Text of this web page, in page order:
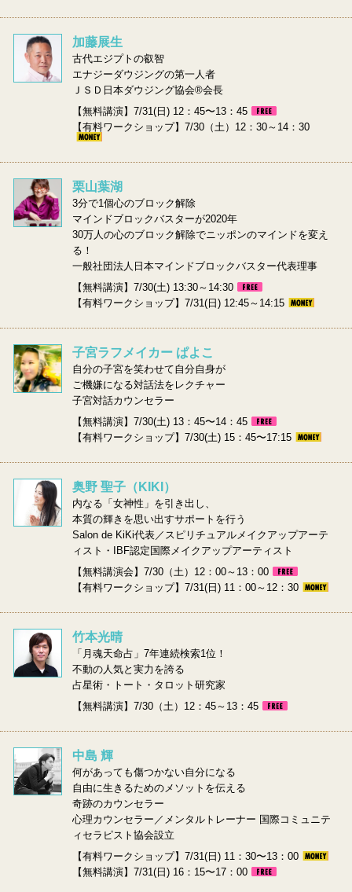
加藤展生
古代エジプトの叡智
エナジーダウジングの第一人者
ＪＳＤ日本ダウジング協会®会長
【無料講演】7/31(日) 12：45〜13：45
【有料ワークショップ】7/30（土）12：30～14：30
栗山葉湖
3分で1個心のブロック解除
マインドブロックバスターが2020年
30万人の心のブロック解除でニッポンのマインドを変え
る！
一般社団法人日本マインドブロックバスター代表理事
【無料講演】7/30(土) 13:30～14:30
【有料ワークショップ】7/31(日) 12:45～14:15
子宮ラフメイカー ぱよこ
自分の子宮を笑わせて自分自身が
ご機嫌になる対話法をレクチャー
子宮対話カウンセラー
【無料講演】7/30(土) 13：45〜14：45
【有料ワークショップ】7/30(土) 15：45〜17:15
奥野 聖子（KIKI）
内なる「女神性」を引き出し、
本質の輝きを思い出すサポートを行う
Salon de KiKi代表／スピリチュアルメイクアップアーテ
ィスト・IBF認定国際メイクアップアーティスト
【無料講演会】7/30（土）12：00～13：00
【有料ワークショップ】7/31(日) 11：00～12：30
竹本光晴
「月魂天命占」7年連続検索1位！
不動の人気と実力を誇る
占星術・トート・タロット研究家
【無料講演】7/30（土）12：45～13：45
中島 輝
何があっても傷つかない自分になる
自由に生きるためのメソットを伝える
奇跡のカウンセラー
心理カウンセラー／メンタルトレーナー 国際コミュニテ
ィセラピスト協会設立
【有料ワークショップ】7/31(日) 11：30〜13：00
【無料講演】7/31(日) 16：15〜17：00